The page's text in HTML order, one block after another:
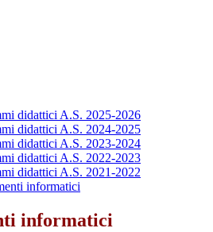
didattici A.S. 2025-2026
didattici A.S. 2024-2025
didattici A.S. 2023-2024
didattici A.S. 2022-2023
didattici A.S. 2021-2022
informatici
informatici